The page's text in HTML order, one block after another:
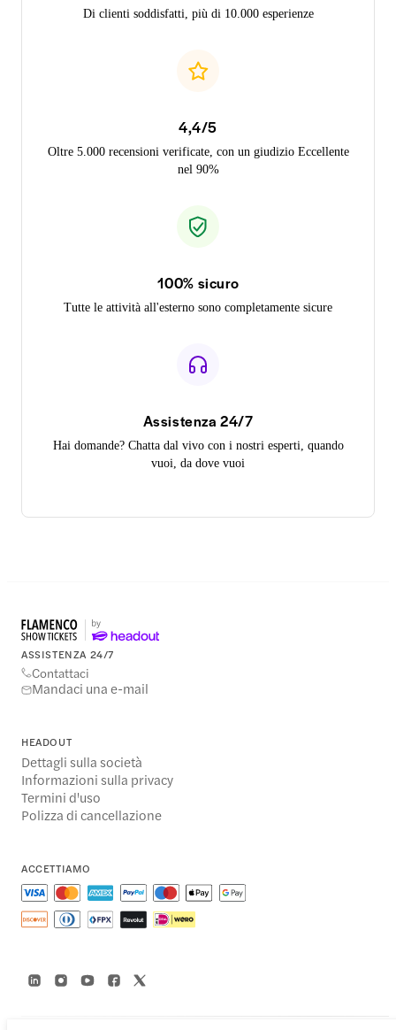
Di clienti soddisfatti, più di 10.000 esperienze
4,4/5
Oltre 5.000 recensioni verificate, con un giudizio Eccellente
nel 90%
100% sicuro
Tutte le attività all'esterno sono completamente sicure
Assistenza 24/7
Hai domande? Chatta dal vivo con i nostri esperti, quando
vuoi, da dove vuoi
ASSISTENZA 24/7
Contattaci
Mandaci una e-mail
HEADOUT
Dettagli sulla società
Informazioni sulla privacy
Termini d'uso
Polizza di cancellazione
ACCETTIAMO